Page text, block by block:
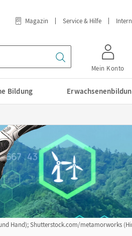
Magazin Service & Hilfe
Mein Konto
Bildung
Hand); Shutterstock.com/metamorworks